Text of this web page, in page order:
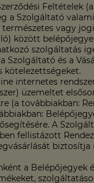
Feltételek
a Szolgáltató
természetes vagy
között
szolgáltatás
Szolgáltató és a
kötelezettségeket.
internetes
üzemeltet
(a továbbiakban:
A
fellistázott
biztosítja
a Belépőjegyek